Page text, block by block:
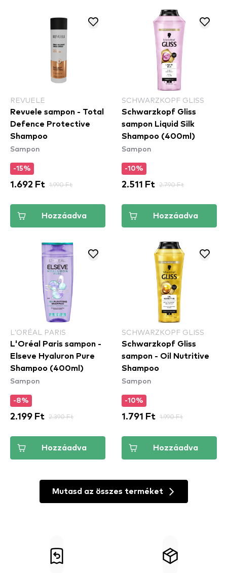
REVUELE
Revuele sampon - Total
Defence Protective
Shampoo
Sampon
-15%
1.692 Ft 1.990 Ft
Hozzáadva
SCHWARZKOPF GLISS
Schwarzkopf Gliss
sampon Liquid Silk
Shampoo (400ml)
Sampon
-10%
2.511 Ft 2.790 Ft
Hozzáadva
L’ORÉAL PARIS
L'Oréal Paris sampon -
Elseve Hyaluron Pure
Shampoo (400ml)
Sampon
-8%
2.199 Ft 2.390 Ft
Hozzáadva
SCHWARZKOPF GLISS
Schwarzkopf Gliss
sampon - Oil Nutritive
Shampoo
Sampon
-10%
1.791 Ft 1.990 Ft
Hozzáadva
Mutasd az összes terméket